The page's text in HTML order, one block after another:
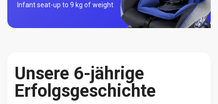
Infant seat-up to 9 kg of weight
Unsere 6-jährige
Erfolgsgeschichte